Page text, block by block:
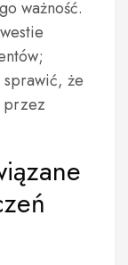
ważność.
że
przez